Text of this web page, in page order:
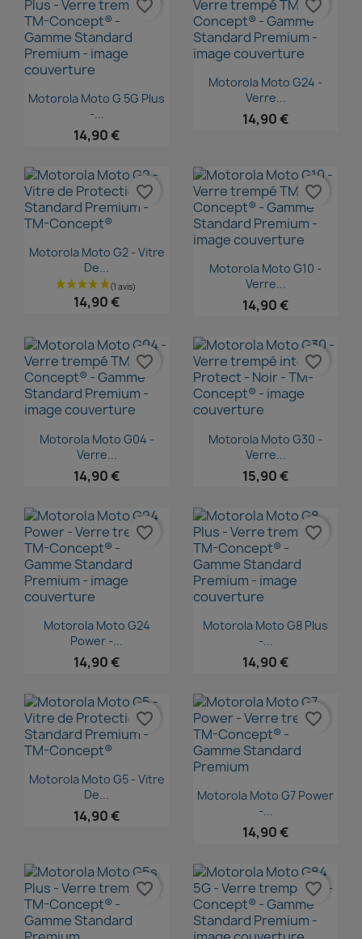
Aperçu rapide
Motorola Moto G 5G Plus
-...
14,90 €
favorite_border
Aperçu rapide
Motorola Moto G24 -
Verre...
14,90 €
favorite_border
Aperçu rapide
Motorola Moto G2 - Vitre
De...
14,90 €
favorite_border
Aperçu rapide
Motorola Moto G10 -
Verre...
14,90 €
favorite_border
Aperçu rapide
Motorola Moto G04 -
Verre...
14,90 €
favorite_border
Aperçu rapide
Motorola Moto G30 -
Verre...
15,90 €
favorite_border
Aperçu rapide
Motorola Moto G24
Power -...
14,90 €
favorite_border
Aperçu rapide
Motorola Moto G8 Plus
-...
14,90 €
favorite_border
Aperçu rapide
Motorola Moto G5 - Vitre
De...
14,90 €
favorite_border
Aperçu rapide
Motorola Moto G7 Power
-...
14,90 €
favorite_border
favorite_border favorite_border